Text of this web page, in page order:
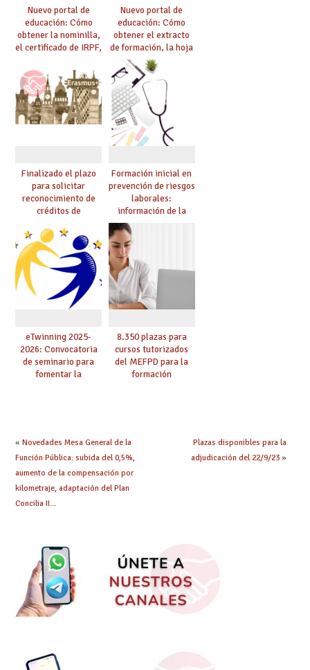
Nuevo portal de
educación: Cómo
obtener la nominilla,
el certificado de IRPF,
bancarios y consultar
trienios/sexenios
Nuevo portal de
educación: Cómo
obtener el extracto
de formación, la hoja
de servicios y el
certificado de
competencia digital
Finalizado el plazo
para solicitar
reconocimiento de
créditos de
formación por
participar en
proyectos Erasmus+
durante el curso 24-
Formación inicial en
prevención de riesgos
laborales:
información de la
convocatoria para el
curso 25/26
eTwinning 2025-
2026: Convocatoria
de seminario para
fomentar la
8.350 plazas para
cursos tutorizados
del MEFPD para la
formación
« Novedades Mesa General de la
Función Pública: subida del 0,5%,
aumento de la compensación por
kilometraje, adaptación del Plan
Concilia II…
Plazas disponibles para la
adjudicación del 22/9/23»